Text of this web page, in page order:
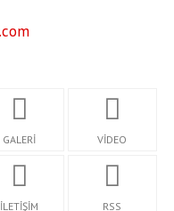
GALERİ VİDEO
İLETİŞİM RSS